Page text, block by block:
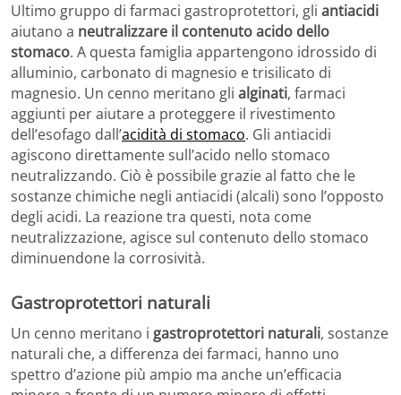
Ultimo gruppo di farmaci gastroprotettori, gli antiacidi
aiutano a neutralizzare il contenuto acido dello
stomaco. A questa famiglia appartengono idrossido di
alluminio, carbonato di magnesio e trisilicato di
magnesio. Un cenno meritano gli alginati, farmaci
aggiunti per aiutare a proteggere il rivestimento
dell’esofago dall’acidità di stomaco. Gli antiacidi
agiscono direttamente sull’acido nello stomaco
neutralizzando. Ciò è possibile grazie al fatto che le
sostanze chimiche negli antiacidi (alcali) sono l’opposto
degli acidi. La reazione tra questi, nota come
neutralizzazione, agisce sul contenuto dello stomaco
diminuendone la corrosività.
Gastroprotettori naturali
Un cenno meritano i gastroprotettori naturali, sostanze
naturali che, a differenza dei farmaci, hanno uno
spettro d’azione più ampio ma anche un’efficacia